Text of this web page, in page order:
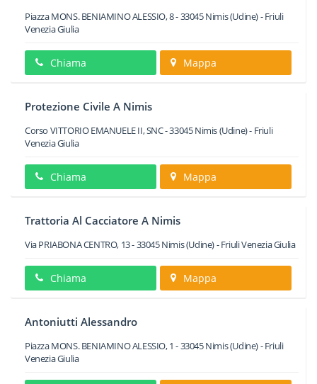
Piazza MONS. BENIAMINO ALESSIO, 8-33045Nimis(Udine) -Friuli
Venezia Giulia
Chiama Mappa
Protezione Civile A Nimis
Corso VITTORIO EMANUELE II, SNC-33045Nimis(Udine) - Friuli
Venezia Giulia
Chiama Mappa
Trattoria Al Cacciatore A Nimis
Via PRIABONA CENTRO, 13-33045Nimis(Udine) -Friuli Venezia Giulia
Chiama Mappa
Antoniutti Alessandro
Piazza MONS. BENIAMINO ALESSIO, 1 -33045Nimis(Udine) -Friuli
Venezia Giulia